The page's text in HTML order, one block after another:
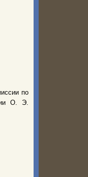
по
О. Э.